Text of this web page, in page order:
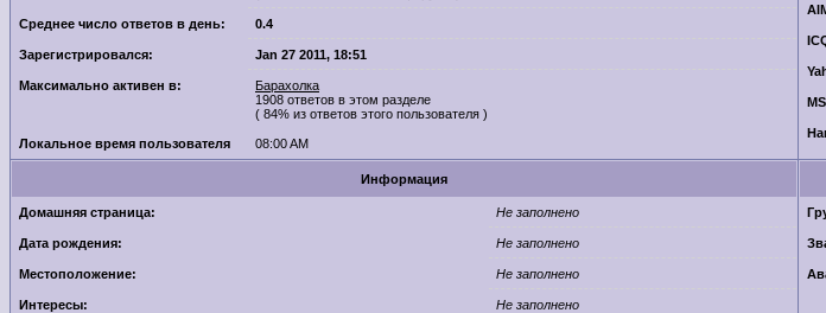
Среднее число ответов в день: 0.4
Зарегистрировался: Jan 27 2011, 18:51
Максимально активен в:
Барахолка
1908 ответов в этом разделе
( 84% из ответов этого пользователя )
Локальное время пользователя 08:00 AM
Информация
Домашняя страница: Не заполнено
Дата рождения: Не заполнено
Местоположение: Не заполнено
Интересы: Не заполнено